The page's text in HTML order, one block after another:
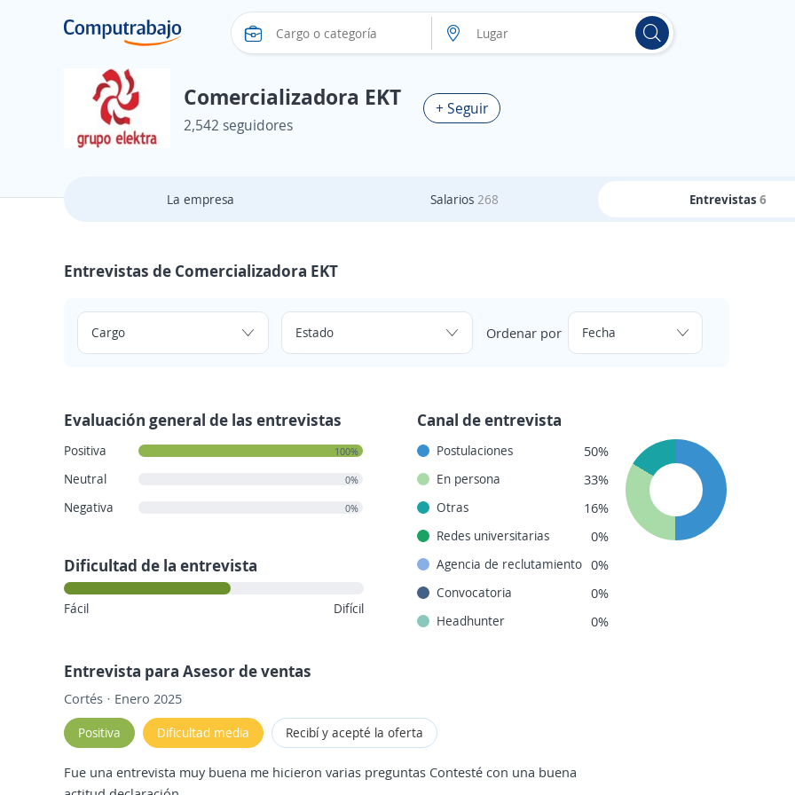
Comercializadora EKT
2,542 seguidores
+ Seguir
La empresa Salarios 268 Entrevistas6
Entrevistas de Comercializadora EKT
Ordenar por
Evaluación general de las entrevistas
Positiva 100%
Neutral 0%
Negativa 0%
Dificultad de la entrevista
Fácil Difícil
Canal de entrevista
Postulaciones 50%
En persona 33%
Otras 16%
Redes universitarias 0%
Agencia de reclutamiento 0%
Convocatoria 0%
Headhunter 0%
Entrevista para Asesor de ventas
Cortés · Enero 2025
Positiva Dificultad media Recibí y acepté la oferta
Fue una entrevista muy buena me hicieron varias preguntas Contesté con una buena